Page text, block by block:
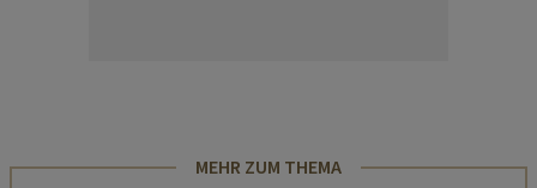
MEHR ZUM THEMA